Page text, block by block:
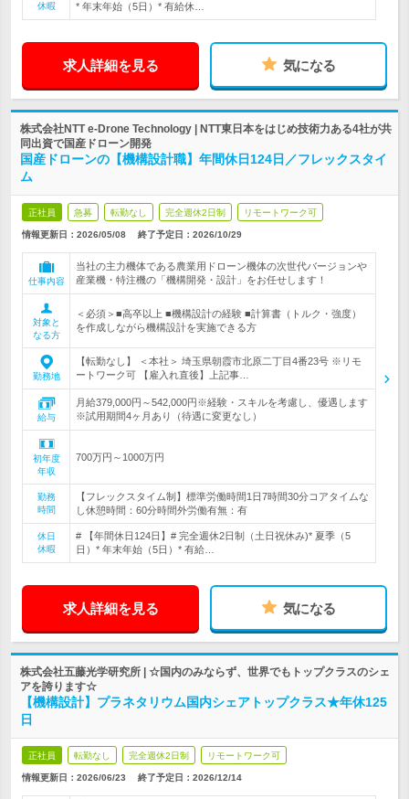
休暇
* 年末年始（5日）* 有給休…
求人詳細を見る 気になる
株式会社NTT e-Drone Technology | NTT東日本をはじめ技術力ある4社が共
同出資で国産ドローン開発
国産ドローンの【機構設計職】年間休日124日／フレックスタイ
ム
正社員 急募 転勤なし 完全週休2日制 リモートワーク可
情報更新日：2026/05/08 終了予定日： 2026/10/29
仕事内容
当社の主力機体である農業用ドローン機体の次世代バージョンや
産業機・特注機の「機構開発・設計」をお任せします！
対象と
なる方
＜必須＞■高卒以上 ■機構設計の経験 ■計算書（トルク・強度）
を作成しながら機構設計を実施できる方
勤務地
【転勤なし】 ＜本社＞ 埼玉県朝霞市北原二丁目4番23号 ※リモ
ートワーク可 【雇入れ直後】上記事…
給与
月給379,000円～542,000円※経験・スキルを考慮し、優遇します
※試用期間4ヶ月あり（待遇に変更なし）
初年度
年収
700万円～1000万円
勤務
時間
【フレックスタイム制】標準労働時間1日7時間30分コアタイムな
し休憩時間：60分時間外労働有無：有
休日
休暇
# 【年間休日124日】# 完全週休2日制（土日祝休み)* 夏季（5
日）* 年末年始（5日）* 有給…
求人詳細を見る 気になる
株式会社五藤光学研究所 | ☆国内のみならず、世界でもトップクラスのシェ
アを誇ります☆
【機構設計】プラネタリウム国内シェアトップクラス★年休125
日
正社員 転勤なし 完全週休2日制 リモートワーク可
情報更新日：2026/06/23 終了予定日： 2026/12/14